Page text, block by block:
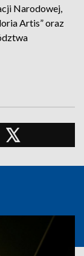
Narodowej,
Artis” oraz